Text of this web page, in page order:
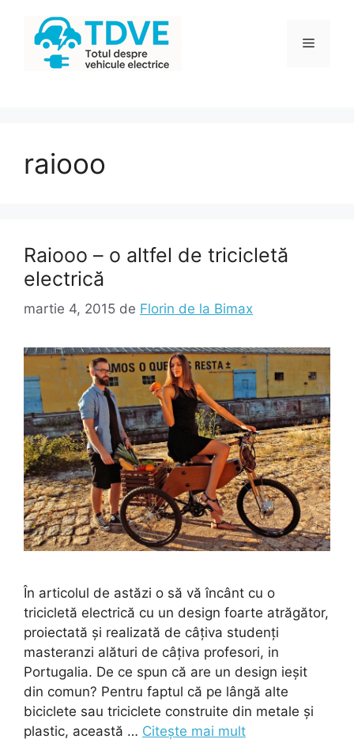
conținut
Meniu
raiooo
Raiooo – o altfel de tricicletă
electrică
martie 4, 2015 de Florin de la Bimax
În articolul de astăzi o să vă încânt cu o
tricicletă electrică cu un design foarte atrăgător,
proiectată și realizată de câțiva studenți
masteranzi alături de câțiva profesori, in
Portugalia. De ce spun că are un design ieșit
din comun? Pentru faptul că pe lângă alte
biciclete sau triciclete construite din metale și
plastic, această … Citește mai mult